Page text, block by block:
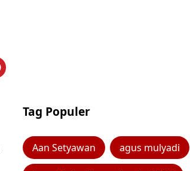
Tag Populer
Aan Setyawan agus mulyadi